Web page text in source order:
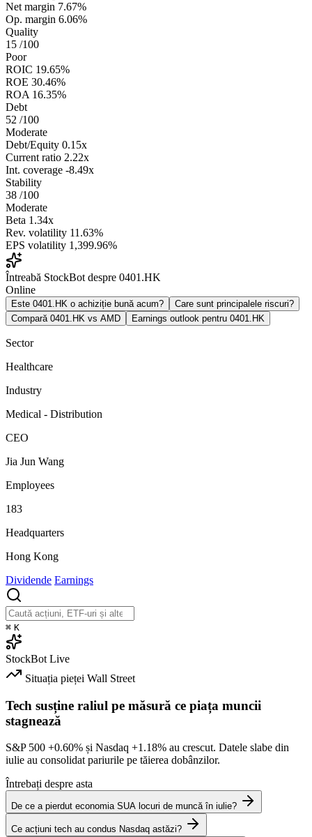
Net margin 7.67%
Op. margin 6.06%
Quality
15 /100
Poor
ROIC 19.65%
ROE 30.46%
ROA 16.35%
Debt
52 /100
Moderate
Debt/Equity 0.15x
Current ratio 2.22x
Int. coverage -8.49x
Stability
38 /100
Moderate
Beta 1.34x
Rev. volatility 11.63%
EPS volatility 1,399.96%
Întreabă StockBot despre 0401.HK
Online
Este 0401.HK o achiziție bună acum?
Care sunt principalele riscuri?
Compară 0401.HK vs AMD
Earnings outlook pentru 0401.HK
Sector
Healthcare
Industry
Medical - Distribution
CEO
Jia Jun Wang
Employees
183
Headquarters
Hong Kong
Dividende Earnings
⌘ K
StockBot Live
Situația pieței Wall Street
Tech susține raliul pe măsură ce piața muncii
stagnează
S&P 500 +0.60% și Nasdaq +1.18% au crescut. Datele slabe din
iulie au consolidat pariurile pe tăierea dobânzilor.
Întrebați despre asta
De ce a pierdut economia SUA locuri de muncă în iulie?
Ce acțiuni tech au condus Nasdaq astăzi?